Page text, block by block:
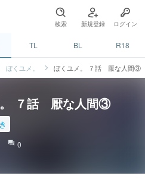
検索 新規登録 ログイン
TL BL R18
ぼくユメ。 ぼくユメ。 ７話 厭な人間③
。 ７話 厭な人間③
question_answer 0